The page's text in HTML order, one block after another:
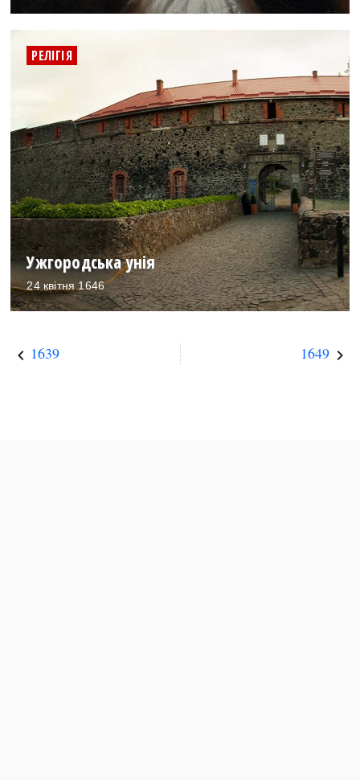
РЕЛІГІЯ
Ужгородська унія
24 квітня 1646
keyboard_arrow_left 1639 1649 keyboard_arrow_right